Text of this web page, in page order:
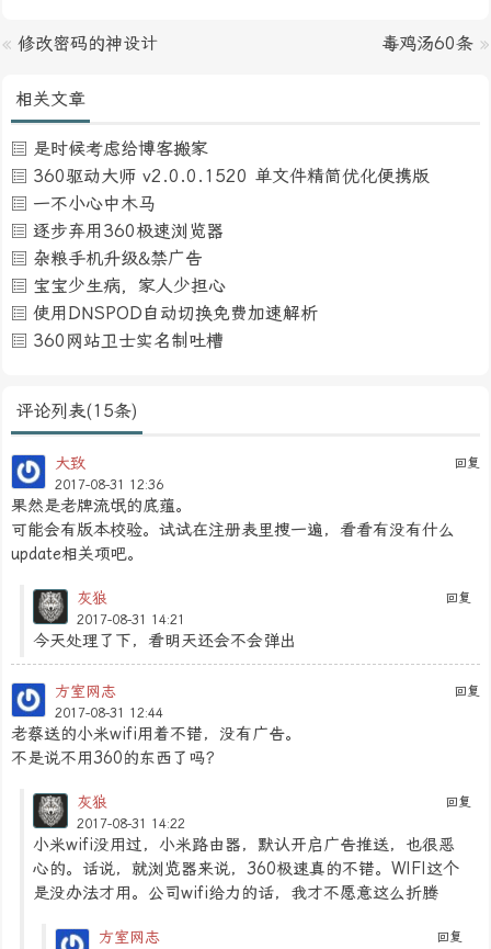
« 修改密码的神设计 毒鸡汤60条 »
相关文章
是时候考虑给博客搬家
360驱动大师 v2.0.0.1520 单文件精简优化便携版
一不小心中木马
逐步弃用360极速浏览器
杂粮手机升级&禁广告
宝宝少生病，家人少担心
使用DNSPOD自动切换免费加速解析
360网站卫士实名制吐槽
评论列表(15条)
回复
大致
2017-08-31 12:36
果然是老牌流氓的底蕴。
可能会有版本校验。试试在注册表里搜一遍，看看有没有什么
update相关项吧。
回复
灰狼
2017-08-31 14:21
今天处理了下，看明天还会不会弹出
回复
方室网志
2017-08-31 12:44
老蔡送的小米wifi用着不错，没有广告。
不是说不用360的东西了吗？
回复
灰狼
2017-08-31 14:22
小米wifi没用过，小米路由器，默认开启广告推送，也很恶
心的。话说，就浏览器来说，360极速真的不错。WIFI这个
是没办法才用。公司wifi给力的话，我才不愿意这么折腾
回复
方室网志